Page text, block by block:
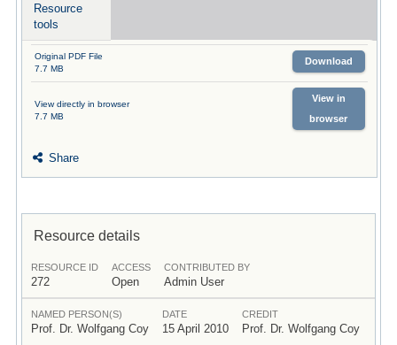
Resource
tools
Original PDF File
7.7 MB
Download
View directly in browser
7.7 MB
View in
browser
Share
Resource details
RESOURCE ID
272
ACCESS
Open
CONTRIBUTED BY
Admin User
NAMED PERSON(S)
Prof. Dr. Wolfgang Coy
DATE
15 April 2010
CREDIT
Prof. Dr. Wolfgang Coy